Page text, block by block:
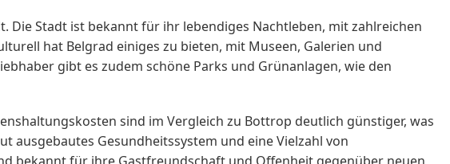
Die Stadt ist bekannt für ihr lebendiges Nachtleben, mit zahlreichen
hat Belgrad einiges zu bieten, mit Museen, Galerien und
gibt es zudem schöne Parks und Grünanlagen, wie den
sind im Vergleich zu Bottrop deutlich günstiger, was
ausgebautes Gesundheitssystem und eine Vielzahl von